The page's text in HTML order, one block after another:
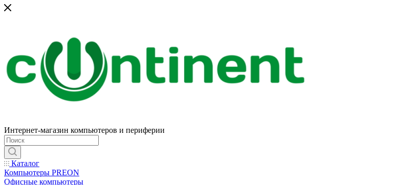
Интернет-магазин компьютеров и периферии
Каталог
Компьютеры PREON
Офисные компьютеры